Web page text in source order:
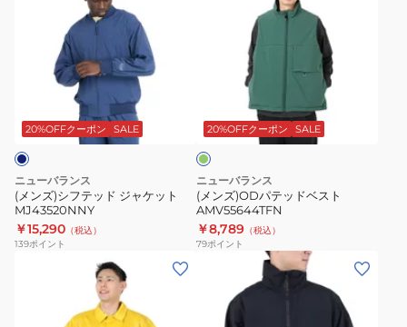
MO53206GAS
ド
ジ
ャ
ケ
ッ
ト
20%OFFクーポン SALE
ニューバランス
(メンズ)シフテッド ジャケット
MJ43520NNY
￥15,290 （税込）
139ポイント
ベ
ス
ト
AMV55644TFN
20%OFFクーポン SALE
グ
リ
ー
ン
ニューバランス
(メンズ)ODパテッドベスト
AMV55644TFN
￥8,789 （税込）
79ポイント